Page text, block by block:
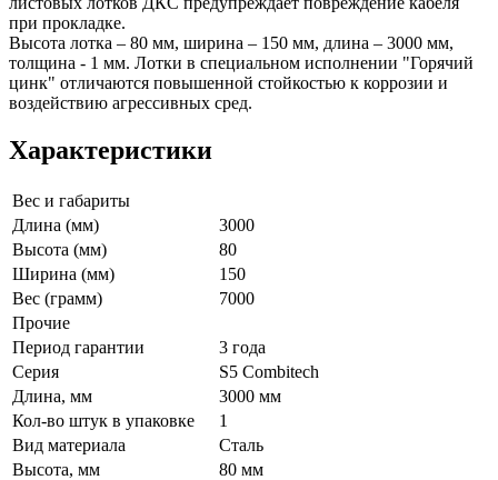
при прокладке.
Высота лотка – 80 мм, ширина – 150 мм, длина – 3000 мм,
толщина - 1 мм. Лотки в специальном исполнении "Горячий
цинк" отличаются повышенной стойкостью к коррозии и
воздействию агрессивных сред.
Характеристики
Вес и габариты
Длина (мм)
3000
Высота (мм)
80
Ширина (мм)
150
Вес (грамм)
7000
Прочие
Период гарантии
3 года
Серия
S5 Combitech
Длина, мм
3000 мм
Кол-во штук в упаковке
1
Вид материала
Сталь
Высота, мм
80 мм